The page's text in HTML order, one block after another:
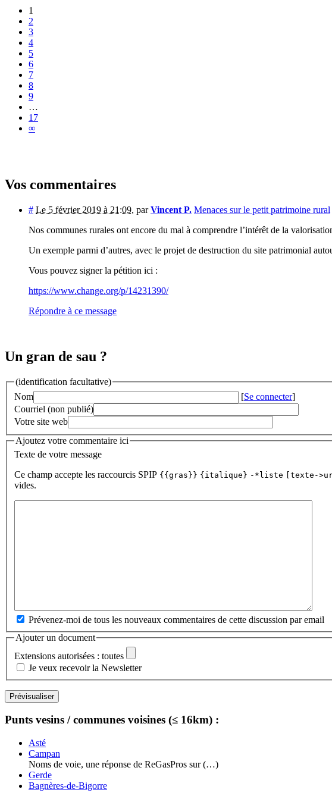
1
2
3
4
5
6
7
8
9
…
17
∞
Vos commentaires
# Le 5 février 2019 à 21:09, parVincent P. Menaces sur le petit patrimoine rural
Nos communes rurales ont encore du mal à comprendre l’intérêt de la
Un exemple parmi d’autres, avec le projet de destruction du site patrimonial
Vous pouvez signer la pétition ici :
https://www.change.org/p/14231390/
Répondre à ce message
Un gran de sau ?
(identification facultative)
Nom
[Se connecter]
Courriel (non publié)
Votre site web
Ajoutez votre commentaire ici
Texte de votre message
Ce champ accepte les raccourcis SPIP {{gras}} {italique} -*liste [texte-
vides.
Prévenez-moi de tous les nouveaux commentaires de cette discussion par email
Ajouter un document
Extensions autorisées : toutes
Je veux recevoir la Newsletter
Punts vesins / communes voisines (≤ 16km) :
Asté
Campan
Noms de voie, une réponse de ReGasPros sur (…)
Gerde
Bagnères-de-Bigorre